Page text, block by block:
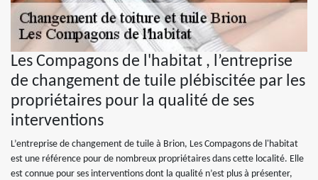
Les Compagons de l'habitat , l’entreprise
de changement de tuile plébiscitée par les
propriétaires pour la qualité de ses
interventions
L’entreprise de changement de tuile à Brion, Les Compagons de l'habitat
est une référence pour de nombreux propriétaires dans cette localité. Elle
est connue pour ses interventions dont la qualité n’est plus à présenter,